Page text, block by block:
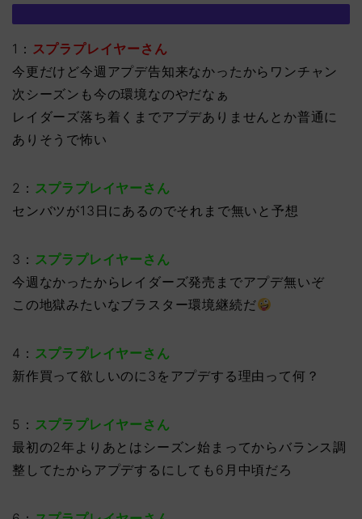
1： スプラプレイヤーさん
今更だけど今週アプデ告知来なかったからワンチャン
次シーズンも今の環境なのやだなぁ
レイダーズ落ち着くまでアプデありませんとか普通に
ありそうで怖い
2： スプラプレイヤーさん
センバツが13日にあるのでそれまで無いと予想
3： スプラプレイヤーさん
今週なかったからレイダーズ発売までアプデ無いぞ
この地獄みたいなブラスター環境継続だ
4： スプラプレイヤーさん
新作買って欲しいのに3をアプデする理由って何？
5： スプラプレイヤーさん
最初の2年よりあとはシーズン始まってからバランス調
整してたからアプデするにしても6月中頃だろ